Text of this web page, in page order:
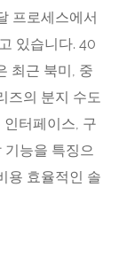
프로세스에서
있습니다. 40
최근 북미, 중
즈의 분지 수도
터페이스, 구
능을 특징으
용 효율적인 솔